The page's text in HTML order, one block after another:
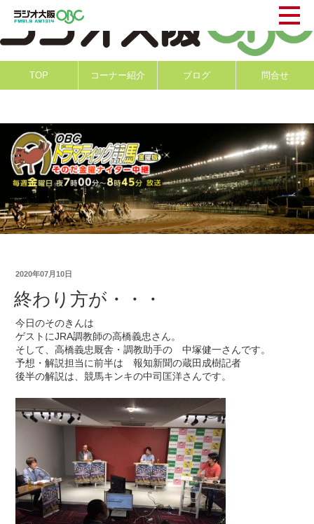
TOP コーナー紹介 ブログ 問合せ
2020年07月10日
終わり方が・・・
今日のそのきんは
ゲストにJRA調教師の高橋義忠さん。
そして、高橋義忠厩舎・調教助手の 中塚健一さんです。
予想・解説担当に前半は 報知新聞の蔵田成樹記者
後半の解説は、競馬キンキの中司匡洋さんです。